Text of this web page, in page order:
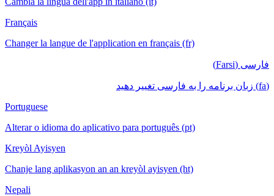
Français
Changer la langue de l'application en français (fr)
فارسی (Farsi)
(fa) زبان برنامه را به فارسی تغییر دهید
Portuguese
Alterar o idioma do aplicativo para português (pt)
Kreyòl Ayisyen
Chanje lang aplikasyon an an kreyòl ayisyen (ht)
Nepali